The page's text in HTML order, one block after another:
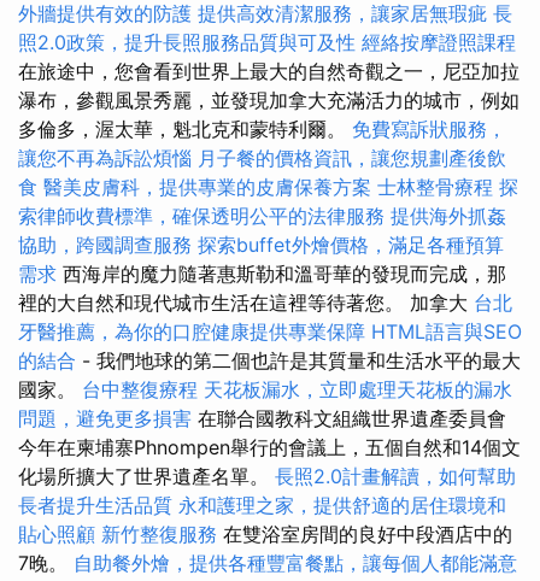
外牆提供有效的防護 提供高效清潔服務，讓家居無瑕疵 長
照2.0政策，提升長照服務品質與可及性 經絡按摩證照課程
在旅途中，您會看到世界上最大的自然奇觀之一，尼亞加拉
瀑布，參觀風景秀麗，並發現加拿大充滿活力的城市，例如
多倫多，渥太華，魁北克和蒙特利爾。 免費寫訴狀服務，
讓您不再為訴訟煩惱 月子餐的價格資訊，讓您規劃產後飲
食 醫美皮膚科，提供專業的皮膚保養方案 士林整骨療程 探
索律師收費標準，確保透明公平的法律服務 提供海外抓姦
協助，跨國調查服務 探索buffet外燴價格，滿足各種預算
需求 西海岸的魔力隨著惠斯勒和溫哥華的發現而完成，那
裡的大自然和現代城市生活在這裡等待著您。 加拿大 台北
牙醫推薦，為你的口腔健康提供專業保障 HTML語言與SEO
的結合 - 我們地球的第二個也許是其質量和生活水平的最大
國家。 台中整復療程 天花板漏水，立即處理天花板的漏水
問題，避免更多損害 在聯合國教科文組織世界遺產委員會
今年在柬埔寨Phnompen舉行的會議上，五個自然和14個文
化場所擴大了世界遺產名單。 長照2.0計畫解讀，如何幫助
長者提升生活品質 永和護理之家，提供舒適的居住環境和
貼心照顧 新竹整復服務 在雙浴室房間的良好中段酒店中的
7晚。 自助餐外燴，提供各種豐富餐點，讓每個人都能滿意